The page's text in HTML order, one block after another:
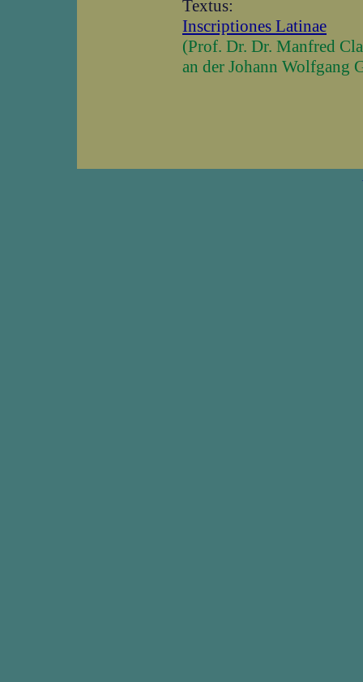
Textus:
Inscriptiones Latinae
(Prof. Dr. Dr. Manfred
an der Johann Wolfgang